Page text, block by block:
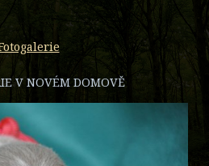
V NOVÉM DOMOVĚ